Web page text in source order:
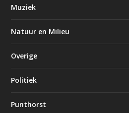
Muziek
Natuur en Milieu
Overige
Politiek
Punthorst